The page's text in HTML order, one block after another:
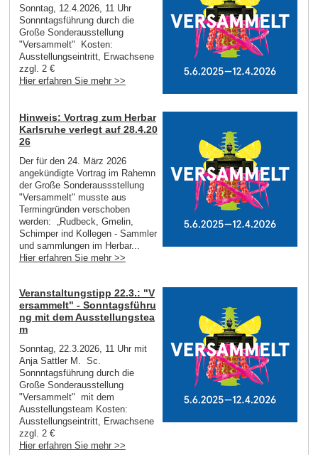
Sonntag, 12.4.2026, 11 Uhr
Sonnntagsführung durch die
Große Sonderausstellung
"Versammelt" Kosten:
Ausstellungseintritt, Erwachsene
zzgl. 2 €
Hier erfahren Sie mehr >>
Hinweis: Vortrag zum Herbar
Karlsruhe verlegt auf 28.4.20
26
Der für den 24. März 2026
angekündigte Vortrag im Rahemn
der Große Sonderaussstellung
"Versammelt" musste aus
Termingründen verschoben
werden: „Rudbeck, Gmelin,
Schimper ind Kollegen - Sammler
und sammlungen im Herbar...
Hier erfahren Sie mehr >>
Veranstaltungstipp 22.3.: "V
ersammelt" - Sonntagsführu
ng mit dem Ausstellungstea
m
Sonntag, 22.3.2026, 11 Uhr mit
Anja Sattler M. Sc.
Sonnntagsführung durch die
Große Sonderausstellung
"Versammelt" mit dem
Ausstellungsteam Kosten:
Ausstellungseintritt, Erwachsene
zzgl. 2 €
Hier erfahren Sie mehr >>